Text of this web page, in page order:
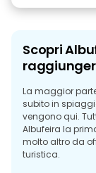
Scopri
La maggior
subito in
vengono qui.
Albufeira la
molto altro da
turistica.